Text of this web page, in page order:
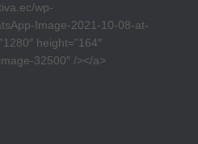
wp-
Image-2021-10-08-at-
height=”164″
32500″ /></a>